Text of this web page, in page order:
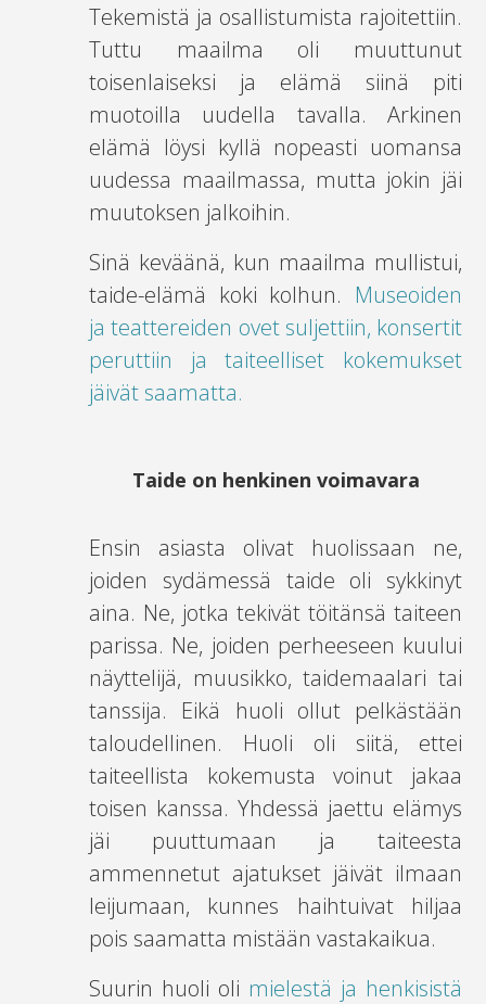
Tekemistä ja osallistumista rajoitettiin.
Tuttu maailma oli muuttunut
toisenlaiseksi ja elämä siinä piti
muotoilla uudella tavalla. Arkinen
elämä löysi kyllä nopeasti uomansa
uudessa maailmassa, mutta jokin jäi
muutoksen jalkoihin.
Sinä keväänä, kun maailma mullistui,
taide-elämä koki kolhun. Museoiden
ja teattereiden ovet suljettiin, konsertit
peruttiin ja taiteelliset kokemukset
jäivät saamatta.
Taide on henkinen voimavara
Ensin asiasta olivat huolissaan ne,
joiden sydämessä taide oli sykkinyt
aina. Ne, jotka tekivät töitänsä taiteen
parissa. Ne, joiden perheeseen kuului
näyttelijä, muusikko, taidemaalari tai
tanssija. Eikä huoli ollut pelkästään
taloudellinen. Huoli oli siitä, ettei
taiteellista kokemusta voinut jakaa
toisen kanssa. Yhdessä jaettu elämys
jäi puuttumaan ja taiteesta
ammennetut ajatukset jäivät ilmaan
leijumaan, kunnes haihtuivat hiljaa
pois saamatta mistään vastakaikua.
Suurin huoli oli mielestä ja henkisistä